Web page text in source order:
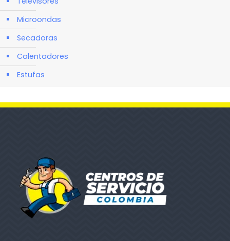
Microondas
Secadoras
Calentadores
Estufas